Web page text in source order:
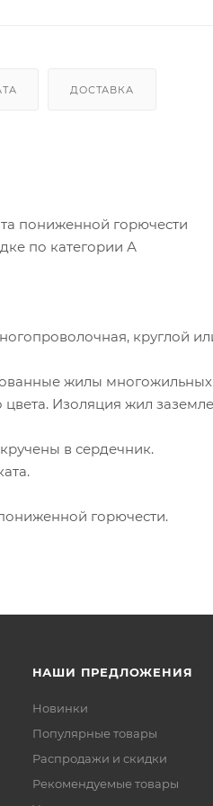
ДОСТАВКА
пониженной горючести
по категории А
круглой
жилы
Изоляция жил
в сердечник.
горючести.
НАШИ ПРЕДЛОЖЕНИЯ
Новинки
Популярные товары
Распродажи и скидки
Рекомендуемые товары